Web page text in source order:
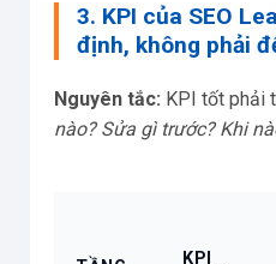
3. KPI của SEO
định, không phải
Nguyên tắc: KPI tốt phải
nào? Sửa gì trước? Khi
KPI